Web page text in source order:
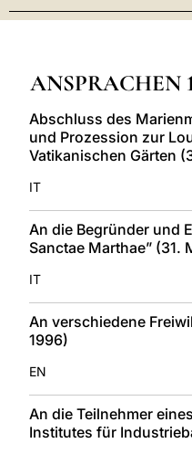
ANSPRACHEN
Abschluss des
und Prozession zur
Vatikanischen Gärten
IT
An die Begründer und
Sanctae Marthae” (31.
IT
An verschiedene
1996)
EN
An die Teilnehmer
Institutes für